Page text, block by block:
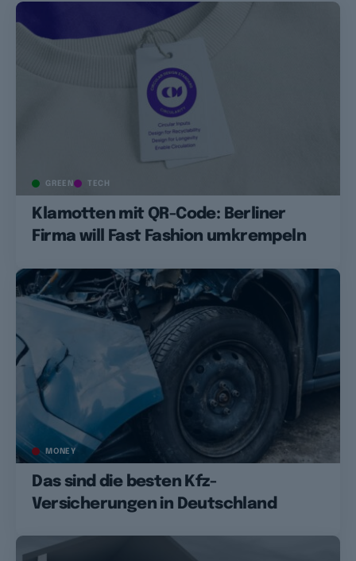
GREEN TECH
Klamotten mit QR-Code: Berliner
Firma will Fast Fashion umkrempeln
MONEY
Das sind die besten Kfz-
Versicherungen in Deutschland